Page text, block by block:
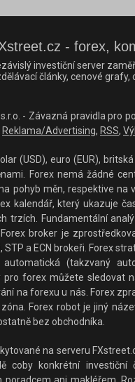
- forex,
investiční server
články, cenové
s.r.o. - Závazná pravidla pro
Reklama/Advertising, RSS,
(USD), euro (EUR),
Forex nemá žádné
pohyb měn, respektive
kalendář, který ukazuje
trzích. Fundamentální
broker je
a ECN brokeři. Forex
automatická (takzvaný
forex můžete sledovat
na forexu u nás. Forex
Forex robot je jiný
bez obchodníka.
na serveru
coby konkrétní investiční